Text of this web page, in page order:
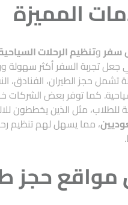
المميزة
سفروتنظيم الرحلات
جعل تجربة السفر أكثر سهولة
حجز الطيران، الفنادق،
كما توفر بعض
مثل الذين يخططون
، مما يسهل لهم تنظيم
حجز